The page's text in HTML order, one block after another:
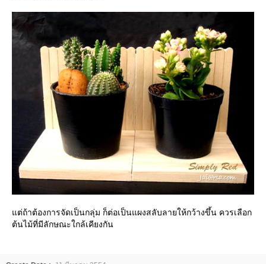
ต่ถ้าต้องการจัดเป็นกลุ่ม ก็ต่อเป็นแผงสลับลายให้กว้างขึ้น ควรเลือก
ต้นไม้ที่มีลักษณะใกล้เคียงกัน